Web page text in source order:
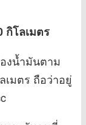
กิโลเมตร
งน้ำมันตาม
เมตร ถือว่าอยู่